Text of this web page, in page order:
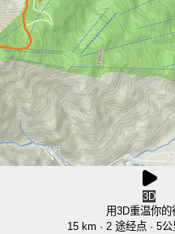
3D
用3D重温你的
15 km · 2 途经点 · 5